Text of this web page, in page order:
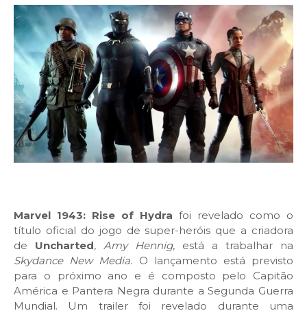
Marvel 1943: Rise of Hydra foi revelado como o
título oficial do jogo de super-heróis que a criadora
de Uncharted, Amy Hennig, está a trabalhar na
Skydance New Media. O lançamento está previsto
para o próximo ano e é composto pelo Capitão
América e Pantera Negra durante a Segunda Guerra
Mundial. Um trailer foi revelado durante uma